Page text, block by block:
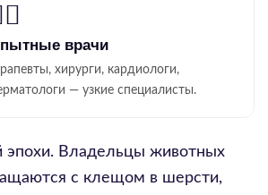
врачи
хирурги, кардиологи,
— узкие специалисты.
эпохи. Владельцы животных
с клещом в шерсти,